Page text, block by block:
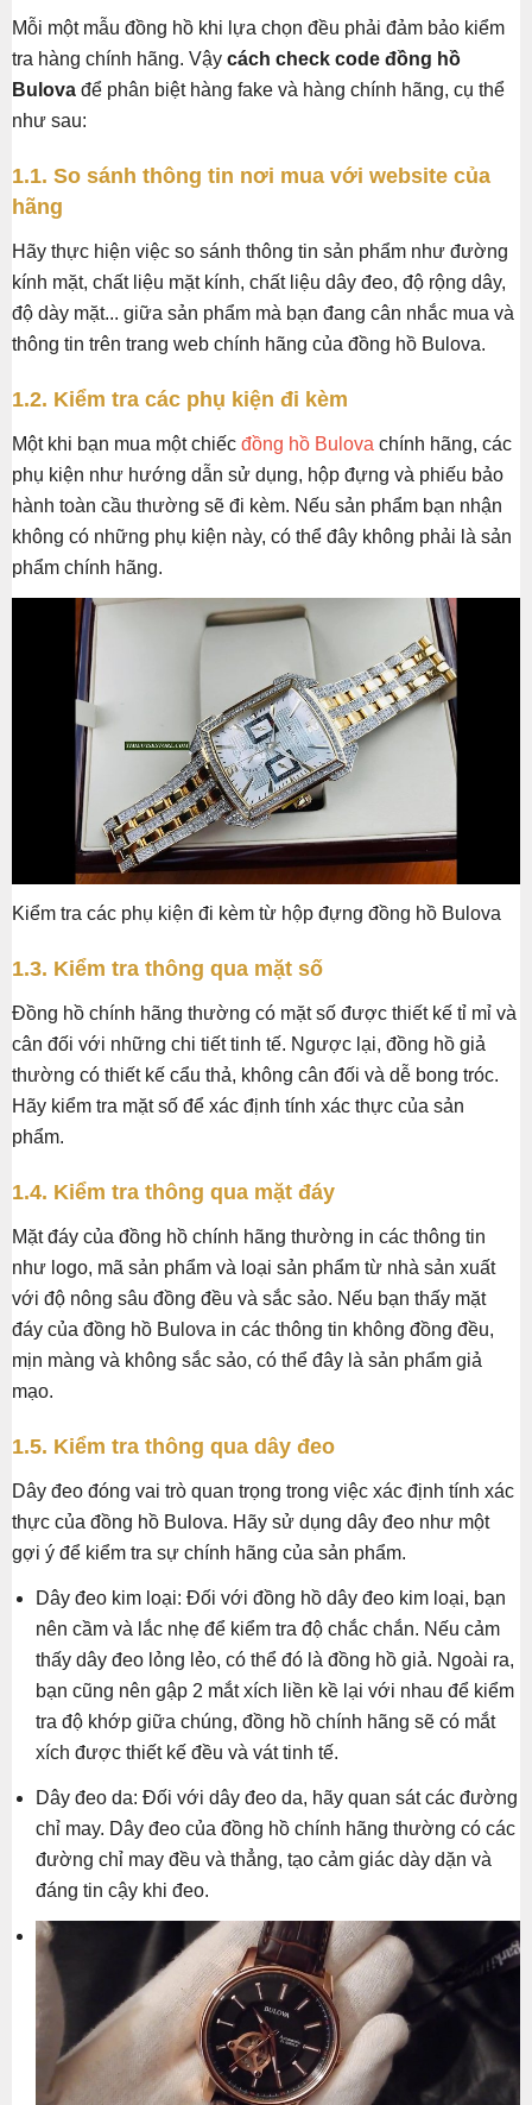
Mỗi một mẫu đồng hồ khi lựa chọn đều phải đảm bảo kiểm
tra hàng chính hãng. Vậy cách check code đồng hồ
Bulova để phân biệt hàng fake và hàng chính hãng, cụ thể
như sau:
1.1. So sánh thông tin nơi mua với website của
hãng
Hãy thực hiện việc so sánh thông tin sản phẩm như đường
kính mặt, chất liệu mặt kính, chất liệu dây đeo, độ rộng dây,
độ dày mặt... giữa sản phẩm mà bạn đang cân nhắc mua và
thông tin trên trang web chính hãng của đồng hồ Bulova.
1.2. Kiểm tra các phụ kiện đi kèm
Một khi bạn mua một chiếc đồng hồ Bulova chính hãng, các
phụ kiện như hướng dẫn sử dụng, hộp đựng và phiếu bảo
hành toàn cầu thường sẽ đi kèm. Nếu sản phẩm bạn nhận
không có những phụ kiện này, có thể đây không phải là sản
phẩm chính hãng.
Kiểm tra các phụ kiện đi kèm từ hộp đựng đồng hồ Bulova
1.3. Kiểm tra thông qua mặt số
Đồng hồ chính hãng thường có mặt số được thiết kế tỉ mỉ và
cân đối với những chi tiết tinh tế. Ngược lại, đồng hồ giả
thường có thiết kế cẩu thả, không cân đối và dễ bong tróc.
Hãy kiểm tra mặt số để xác định tính xác thực của sản
phẩm.
1.4. Kiểm tra thông qua mặt đáy
Mặt đáy của đồng hồ chính hãng thường in các thông tin
như logo, mã sản phẩm và loại sản phẩm từ nhà sản xuất
với độ nông sâu đồng đều và sắc sảo. Nếu bạn thấy mặt
đáy của đồng hồ Bulova in các thông tin không đồng đều,
mịn màng và không sắc sảo, có thể đây là sản phẩm giả
mạo.
1.5. Kiểm tra thông qua dây đeo
Dây đeo đóng vai trò quan trọng trong việc xác định tính xác
thực của đồng hồ Bulova. Hãy sử dụng dây đeo như một
gợi ý để kiểm tra sự chính hãng của sản phẩm.
Dây đeo kim loại: Đối với đồng hồ dây đeo kim loại, bạn
nên cầm và lắc nhẹ để kiểm tra độ chắc chắn. Nếu cảm
thấy dây đeo lỏng lẻo, có thể đó là đồng hồ giả. Ngoài ra,
bạn cũng nên gập 2 mắt xích liền kề lại với nhau để kiểm
tra độ khớp giữa chúng, đồng hồ chính hãng sẽ có mắt
xích được thiết kế đều và vát tinh tế.
Dây đeo da: Đối với dây đeo da, hãy quan sát các đường
chỉ may. Dây đeo của đồng hồ chính hãng thường có các
đường chỉ may đều và thẳng, tạo cảm giác dày dặn và
đáng tin cậy khi đeo.